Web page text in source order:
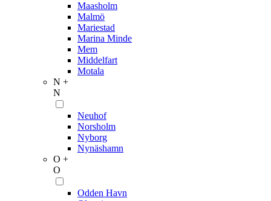
Maasholm
Malmö
Mariestad
Marina Minde
Mem
Middelfart
Motala
N +
N
Neuhof
Norsholm
Nyborg
Nynäshamn
O +
O
Odden Havn